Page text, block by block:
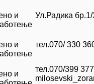
и
Ул.Радика бр.1/
и
тел.070/ 330
и
тел.070/399